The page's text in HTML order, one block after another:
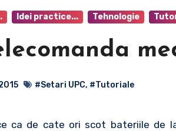
Idei practice... Tehnologie
#Setari UPC, #Tutoriale